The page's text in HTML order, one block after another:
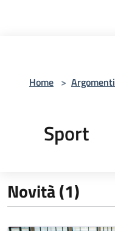
Home > Argomenti
Sport
Novità (1)